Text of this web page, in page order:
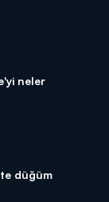
neler
düğüm